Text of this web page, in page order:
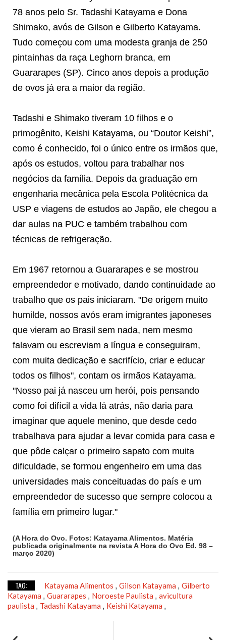
78 anos pelo Sr. Tadashi Katayama e Dona
Shimako, avós de Gilson e Gilberto Katayama.
Tudo começou com uma modesta granja de 250
pintainhas da raça Leghorn branca, em
Guararapes (SP). Cinco anos depois a produção
de ovos já era a maior da região.
Tadashi e Shimako tiveram 10 filhos e o
primogênito, Keishi Katayama, ou “Doutor Keishi”,
como é conhecido, foi o único entre os irmãos que,
após os estudos, voltou para trabalhar nos
negócios da família. Depois da graduação em
engenharia mecânica pela Escola Politécnica da
USP e viagens de estudos ao Japão, ele chegou a
dar aulas na PUC e também trabalhou com
técnicas de refrigeração.
Em 1967 retornou a Guararapes e se mostrou
empreendedor e motivado, dando continuidade ao
trabalho que os pais iniciaram. "De origem muito
humilde, nossos avós eram imigrantes japoneses
que vieram ao Brasil sem nada, nem mesmo
falavam ou escreviam a língua e conseguiram,
com muita dedicação e sacrifício, criar e educar
todos os filhos", contam os irmãos Katayama.
"Nosso pai já nasceu um herói, pois pensando
como foi difícil a vida lá atrás, não daria para
imaginar que aquele menino, que desde cedo
trabalhava para ajudar a levar comida para casa e
que pôde calçar o primeiro sapato com muita
dificuldade, se formou engenheiro em uma das
universidades mais conceituadas do país e um
empreendedor de sucesso que sempre colocou a
família em primeiro lugar."
(A Hora do Ovo. Fotos: Katayama Alimentos. Matéria
publicada originalmente na revista A Hora do Ovo Ed. 98 –
março 2020)
TAG: Katayama Alimentos , Gilson Katayama , Gilberto
Katayama , Guararapes , Noroeste Paulista , avicultura
paulista , Tadashi Katayama , Keishi Katayama ,